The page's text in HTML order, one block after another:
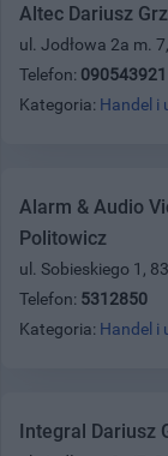
Altec Dariusz
ul. Jodłowa 2a m.
Telefon: 090543921
Kategoria: Handel i
Alarm & Audio
Politowicz
ul. Sobieskiego 1,
Telefon: 5312850
Kategoria: Handel i
Integral Dariusz